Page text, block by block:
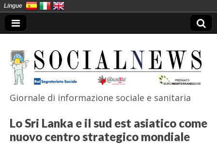
SocialNews
Giornale di informazione sociale e sanitaria
Lo Sri Lanka e il sud est asiatico come
nuovo centro strategico mondiale
Lingue